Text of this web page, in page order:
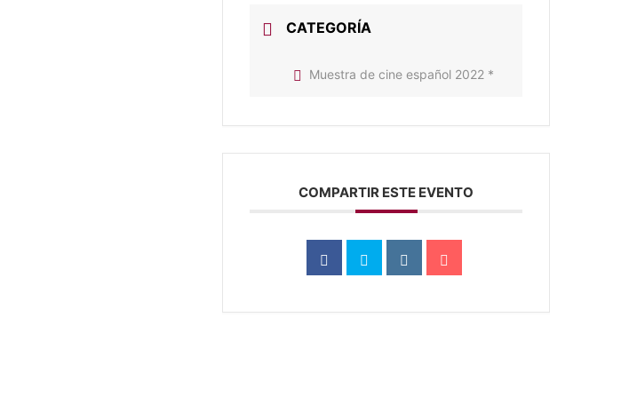
CATEGORÍA
Muestra de cine español 2022 *
COMPARTIR ESTE EVENTO